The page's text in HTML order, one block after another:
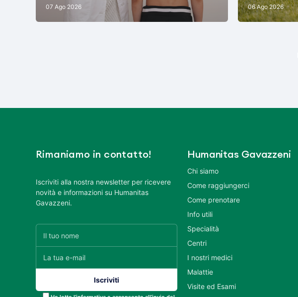
07 Ago 2026 06 Ago 2026
Rimaniamo in contatto!
Iscriviti alla nostra newsletter per ricevere
novità e informazioni su Humanitas
Gavazzeni.
Humanitas Gavazzeni
Chi siamo
Come raggiungerci
Come prenotare
Info utili
Specialità
Centri
I nostri medici
Malattie
Visite ed Esami